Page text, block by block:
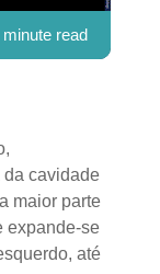
minute read
da cavidade
maior parte
expande-se
até